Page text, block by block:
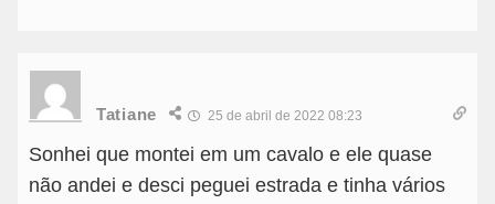
Tatiane 25 de abril de 2022 08:23
Sonhei que montei em um cavalo e ele quase
não andei e desci peguei estrada e tinha vários